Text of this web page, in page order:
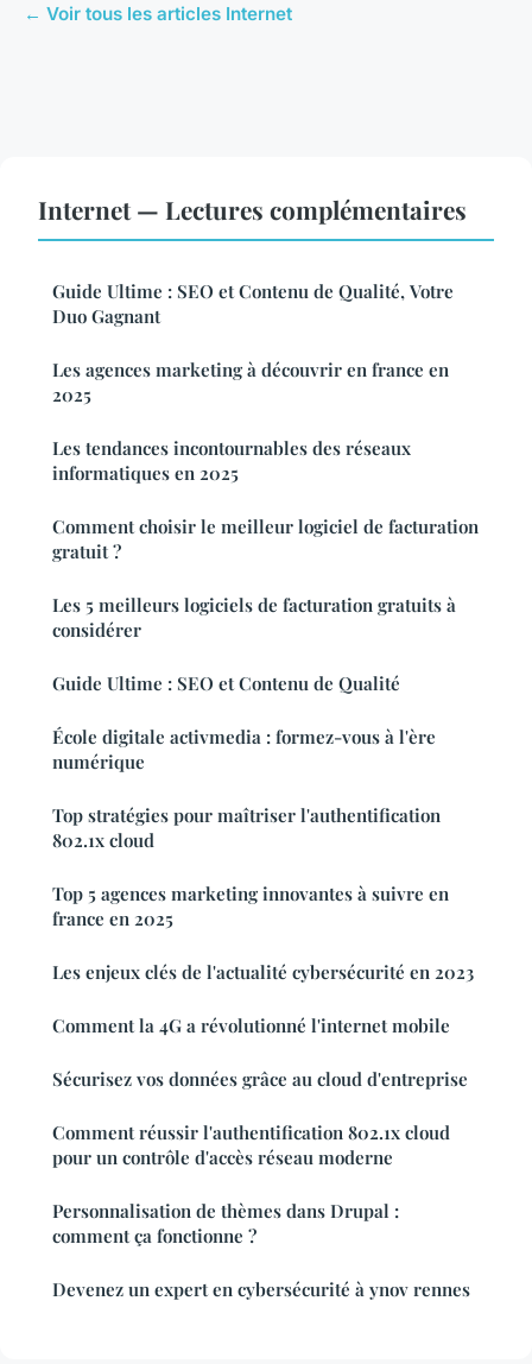
← Voir tous les articles Internet
Internet — Lectures complémentaires
Guide Ultime : SEO et Contenu de Qualité, Votre
Duo Gagnant
Les agences marketing à découvrir en france en
2025
Les tendances incontournables des réseaux
informatiques en 2025
Comment choisir le meilleur logiciel de facturation
gratuit ?
Les 5 meilleurs logiciels de facturation gratuits à
considérer
Guide Ultime : SEO et Contenu de Qualité
École digitale activmedia : formez-vous à l'ère
numérique
Top stratégies pour maîtriser l'authentification
802.1x cloud
Top 5 agences marketing innovantes à suivre en
france en 2025
Les enjeux clés de l'actualité cybersécurité en 2023
Comment la 4G a révolutionné l'internet mobile
Sécurisez vos données grâce au cloud d'entreprise
Comment réussir l'authentification 802.1x cloud
pour un contrôle d'accès réseau moderne
Personnalisation de thèmes dans Drupal :
comment ça fonctionne ?
Devenez un expert en cybersécurité à ynov rennes